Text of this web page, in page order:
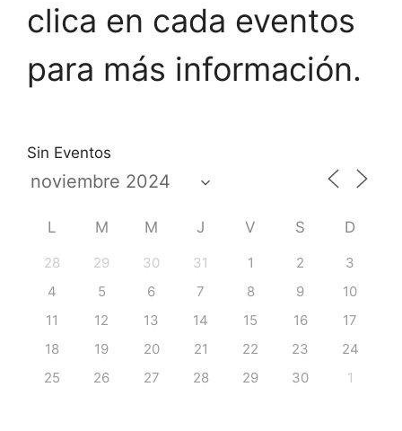
clica en cada eventos
para más información.
Sin Eventos
L M M J V S D
28 29 30 31 1 2
3
4
5 6 7 8 9
10
11
12 13 14 15 16
17
18
19 20 21 22 23
24
25
26 27 28 29 30 1